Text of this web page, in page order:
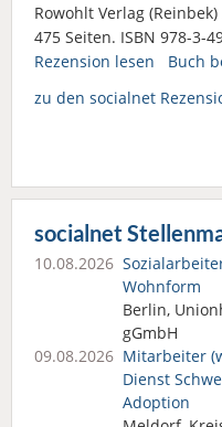
Rowohlt Verlag (Reinbek)
475 Seiten. ISBN 978-3-
Rezension lesen
Buch
zu den socialnet
socialnet
10.08.2026
Wohnform
Berlin,
gGmbH
09.08.2026 Mitarbeiter
Dienst
Adoption